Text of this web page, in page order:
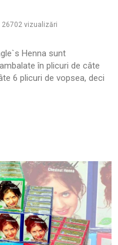
26702 vizualizări
Henna sunt
în plicuri de câte
6 plicuri de vopsea, deci